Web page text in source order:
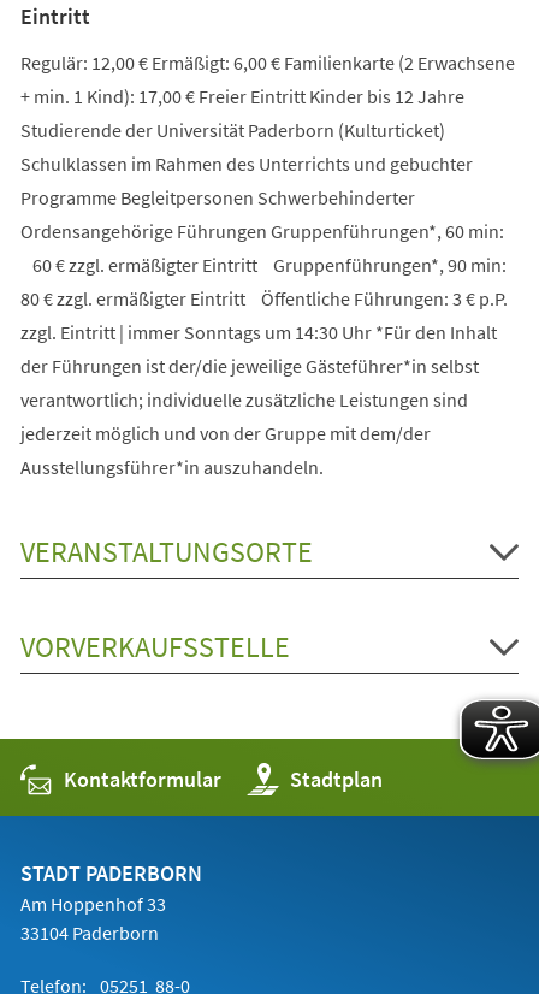
Eintritt
Regulär: 12,00 € Ermäßigt: 6,00 € Familienkarte (2 Erwachsene
+ min. 1 Kind): 17,00 € Freier Eintritt Kinder bis 12 Jahre
Studierende der Universität Paderborn (Kulturticket)
Schulklassen im Rahmen des Unterrichts und gebuchter
Programme Begleitpersonen Schwerbehinderter
Ordensangehörige Führungen Gruppenführungen*, 60 min:
60 € zzgl. ermäßigter Eintritt Gruppenführungen*, 90 min:
80 € zzgl. ermäßigter Eintritt Öffentliche Führungen: 3 € p.P.
zzgl. Eintritt | immer Sonntags um 14:30 Uhr *Für den Inhalt
der Führungen ist der/die jeweilige Gästeführer*in selbst
verantwortlich; individuelle zusätzliche Leistungen sind
jederzeit möglich und von der Gruppe mit dem/der
Ausstellungsführer*in auszuhandeln.
VERANSTALTUNGSORTE
VORVERKAUFSSTELLE
Kontaktformular Stadtplan
(Öffnet
in
einem
STADT PADERBORN
Am Hoppenhof 33
33104 Paderborn
Telefon: 05251 88-0